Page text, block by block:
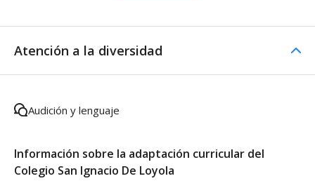
Atención a la diversidad
Audición y lenguaje
Información sobre la adaptación curricular del
Colegio San Ignacio De Loyola